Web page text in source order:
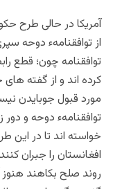
آمریکا در حالی طرح
از توافقنامهء دوحه
توافقنامه چون؛ قطع
کرده اند و از گفته
مورد قبول جوبایدن
توافقنامهء دوحه و
خواسته اند تا در
افغانستان را جبران
روند صلح بکاهند‌